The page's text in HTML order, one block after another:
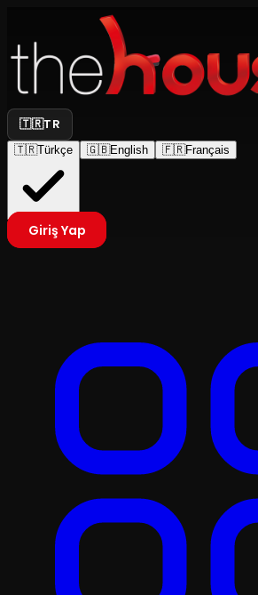
🇹🇷TR
🇹🇷Türkçe 🇬🇧English 🇫🇷Français
Giriş Yap